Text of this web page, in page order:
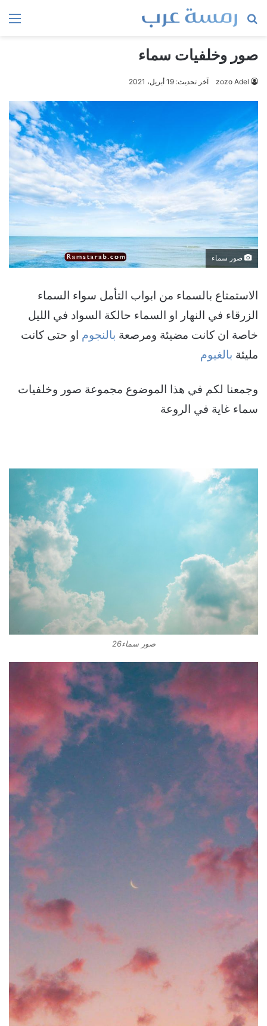
بحث
صور وخلفيات سماء
zozo Adel آخر تحديث: 19 أبريل، 2021
صور سماء
الاستمتاع بالسماء من ابواب التأمل سواء السماء
الزرقاء في النهار او السماء حالكة السواد في الليل
خاصة ان كانت مضيئة ومرصعة بالنجوم او حتى كانت
مليئة بالغيوم
وجمعنا لكم في هذا الموضوع مجموعة صور وخلفيات
سماء غاية في الروعة
صور سماء26